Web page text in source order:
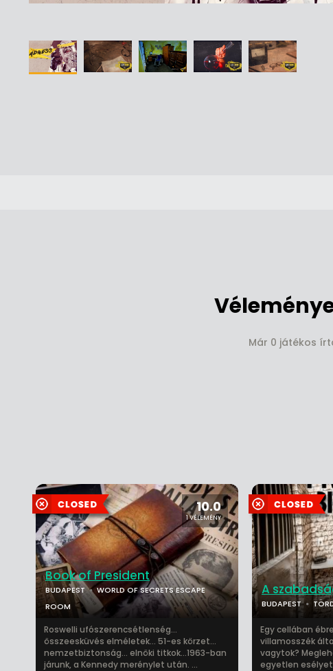
Már 0 játékos
10.0
1 VÉLEMÉNY
Book of President
BUDAPEST
WORLD OF SECRETS ESCAPE
ROOM
Roswelli ufószerencsétlenség...
összeesküvés elméletek... 51-es körzet...
nemzetbiztonság... elnöki titkok...1963-ban
járunk, a Kennedy merénylet után. ...
A
BUDAPEST
Egy cellában
villamosszék
vagytok?
egyetlen